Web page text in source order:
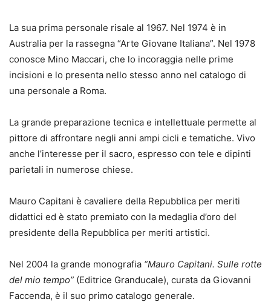
La sua prima personale risale al 1967. Nel 1974 è in
Australia per la rassegna “Arte Giovane Italiana”. Nel 1978
conosce Mino Maccari, che lo incoraggia nelle prime
incisioni e lo presenta nello stesso anno nel catalogo di
una personale a Roma.
La grande preparazione tecnica e intellettuale permette al
pittore di affrontare negli anni ampi cicli e tematiche. Vivo
anche l’interesse per il sacro, espresso con tele e dipinti
parietali in numerose chiese.
Mauro Capitani è cavaliere della Repubblica per meriti
didattici ed è stato premiato con la medaglia d’oro del
presidente della Repubblica per meriti artistici.
Nel 2004 la grande monografia “Mauro Capitani. Sulle rotte
del mio tempo” (Editrice Granducale), curata da Giovanni
Faccenda, è il suo primo catalogo generale.